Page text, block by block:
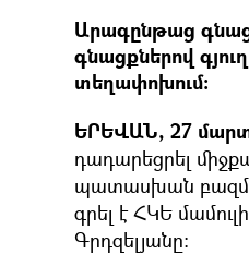
Արագընթաց
գնացքներով
տեղափոխում:
ԵՐԵՎԱՆ, 27
դադարեցրել
պատասխան
գրել է ՀԿԵ
Գրդզելյանը: